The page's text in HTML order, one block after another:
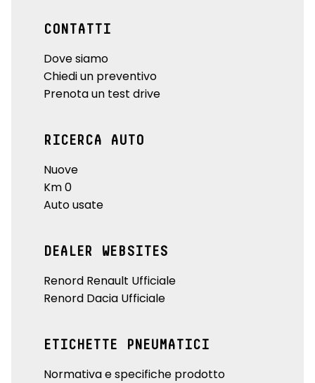
CONTATTI
Dove siamo
Chiedi un preventivo
Prenota un test drive
RICERCA AUTO
Nuove
Km 0
Auto usate
DEALER WEBSITES
Renord Renault Ufficiale
Renord Dacia Ufficiale
ETICHETTE PNEUMATICI
Normativa e specifiche prodotto